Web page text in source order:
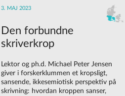
3. MAJ 2023
Den forbundne
skriverkrop
Lektor og ph.d. Michael Peter Jensen
giver i forskerklummen et kropsligt,
sansende, ikkesemiotisk perspektiv på
skrivning: hvordan kroppen sanser,